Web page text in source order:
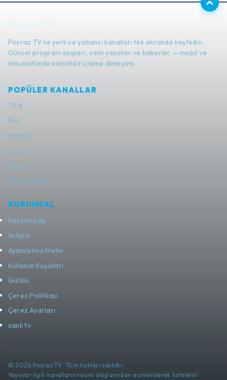
Poyraz TV ile yerli ve yabancı kanalları tek ekranda keşfedin.
Güncel program akışları, canlı yayınlar ve haberler — mobil ve
masaüstünde kesintisiz izleme deneyimi.
POPÜLER KANALLAR
TV 8
Fox
Kanal D
Star
Show
Yayın akışları
KURUMSAL
Hakkımızda
İletişim
Aydınlatma Metni
Kullanım Koşulları
Gizlilik
Çerez Politikası
Çerez Ayarları
canlı tv
© 2026 Poyraz TV · Tüm hakları saklıdır.
Yayınlar ilgili kanalların resmi akışlarından esinlenilerek listelenir.